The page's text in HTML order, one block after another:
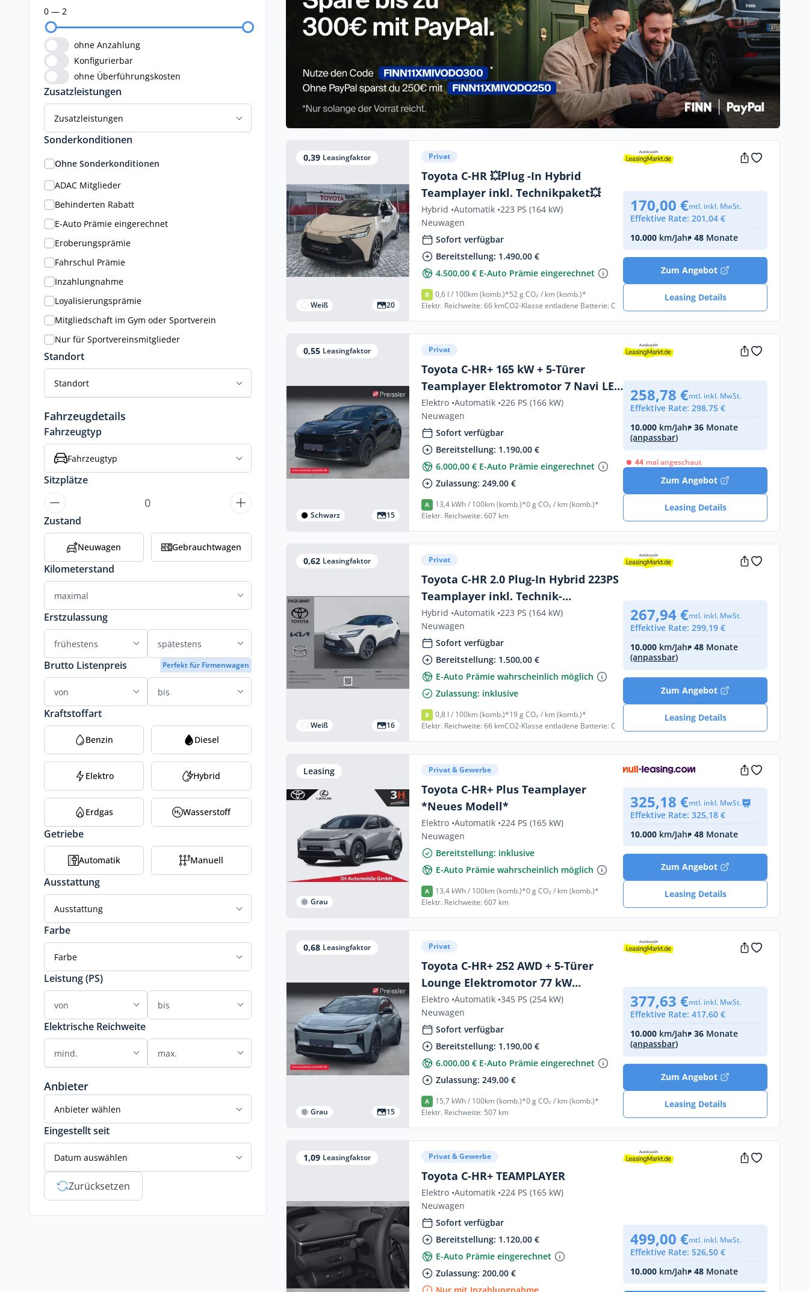
0 — 2
ohne Anzahlung
Konfigurierbar
ohne Überführungskosten
Zusatzleistungen
Zusatzleistungen
Sonderkonditionen
Ohne Sonderkonditionen
ADAC Mitglieder
Behinderten Rabatt
E-Auto Prämie eingerechnet
Eroberungsprämie
Fahrschul Prämie
Inzahlungnahme
Loyalisierungsprämie
Mitgliedschaft im Gym oder Sportverein
Nur für Sportvereinsmitglieder
Standort
Standort
Fahrzeugdetails
Fahrzeugtyp
Fahrzeugtyp
Sitzplätze
Zustand
Neuwagen Gebrauchtwagen
Kilometerstand
Erstzulassung
Brutto Listenpreis Perfekt für Firmenwagen
Kraftstoffart
Benzin Diesel
Elektro Hybrid
Erdgas Wasserstoff
Getriebe
Automatik Manuell
Ausstattung
Ausstattung
Farbe
Farbe
Leistung (PS)
Elektrische Reichweite
Anbieter
Anbieter wählen
Eingestellt seit
Datum auswählen
Zurücksetzen
0,39 Leasingfaktor
Weiß 20
Privat
Toyota C-HR 💥Plug -In Hybrid
Teamplayer inkl. Technikpaket💥
Hybrid •Automatik •223 PS (164 kW)
Neuwagen
Sofort verfügbar
Bereitstellung: 1.490,00 €
4.500,00 € E-Auto Prämie eingerechnet
B 0,6 l / 100km (komb.)*52 g CO₂ / km (komb.)*
Elektr. Reichweite: 66 kmCO2-Klasse entladene Batterie: C
170,00 €mtl. inkl. MwSt.
Effektive Rate: 201,04 €
10.000 km/Jahr• 48 Monate
Zum Angebot
Leasing Details
0,55 Leasingfaktor
Schwarz 15
Privat
Toyota C-HR+ 165 kW + 5-Türer
Teamplayer Elektromotor 7 Navi LED
ACC El. Heckklappe Apple CarPlay
Elektro •Automatik •226 PS (166 kW)
Neuwagen
Sofort verfügbar
Bereitstellung: 1.190,00 €
6.000,00 € E-Auto Prämie eingerechnet
Zulassung: 249,00 €
A 13,4 kWh / 100km (komb.)*0 g CO₂ / km (komb.)*
Elektr. Reichweite: 607 km
258,78 €mtl. inkl. MwSt.
Effektive Rate: 298,75 €
10.000 km/Jahr• 36 Monate
(anpassbar)
44 mal angeschaut
Zum Angebot
Leasing Details
0,62 Leasingfaktor
Weiß 16
Privat
Toyota C-HR 2.0 Plug-In Hybrid 223PS
Teamplayer inkl. Technik-
Paket*Altfahrzeug muss abgegeben
werden*
Hybrid •Automatik •223 PS (164 kW)
Neuwagen
Sofort verfügbar
Bereitstellung: 1.500,00 €
E-Auto Prämie wahrscheinlich möglich
Zulassung: inklusive
B 0,8 l / 100km (komb.)*19 g CO₂ / km (komb.)*
Elektr. Reichweite: 66 kmCO2-Klasse entladene Batterie: C
267,94 €mtl. inkl. MwSt.
Effektive Rate: 299,19 €
10.000 km/Jahr• 48 Monate
(anpassbar)
Zum Angebot
Leasing Details
Leasing
Grau
Privat & Gewerbe
Toyota C-HR+ Plus Teamplayer
*Neues Modell*
Elektro •Automatik •224 PS (165 kW)
Neuwagen
Bereitstellung: inklusive
E-Auto Prämie wahrscheinlich möglich
A 13,4 kWh / 100km (komb.)*0 g CO₂ / km (komb.)*
Elektr. Reichweite: 607 km
325,18 €mtl. inkl. MwSt.
Effektive Rate: 325,18 €
10.000 km/Jahr• 48 Monate
Zum Angebot
Leasing Details
0,68 Leasingfaktor
Grau 15
Privat
Toyota C-HR+ 252 AWD + 5-Türer
Lounge Elektromotor 77 kW
Panorama Navi Soundsystem JBL
Elektro •Automatik •345 PS (254 kW)
Neuwagen
Sofort verfügbar
Bereitstellung: 1.190,00 €
6.000,00 € E-Auto Prämie eingerechnet
Zulassung: 249,00 €
A 15,7 kWh / 100km (komb.)*0 g CO₂ / km (komb.)*
Elektr. Reichweite: 507 km
377,63 €mtl. inkl. MwSt.
Effektive Rate: 417,60 €
10.000 km/Jahr• 36 Monate
(anpassbar)
Zum Angebot
Leasing Details
1,09 Leasingfaktor Privat & Gewerbe
Toyota C-HR+ TEAMPLAYER
Elektro •Automatik •224 PS (165 kW)
Neuwagen
Sofort verfügbar
Bereitstellung: 1.120,00 €
E-Auto Prämie eingerechnet
Zulassung: 200,00 €
Nur mit Inzahlungnahme
499,00 €mtl. inkl. MwSt.
Effektive Rate: 526,50 €
10.000 km/Jahr• 48 Monate